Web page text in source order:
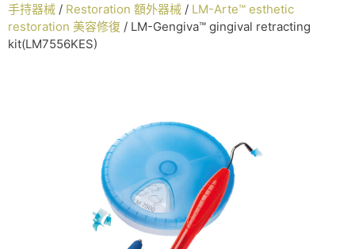
手持器械 / Restoration 額外器械 / LM-Arte™ esthetic
restoration 美容修復 / LM-Gengiva™ gingival retracting
kit(LM7556KES)